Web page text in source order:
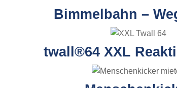
Bimmelbahn –
twall®64 XXL